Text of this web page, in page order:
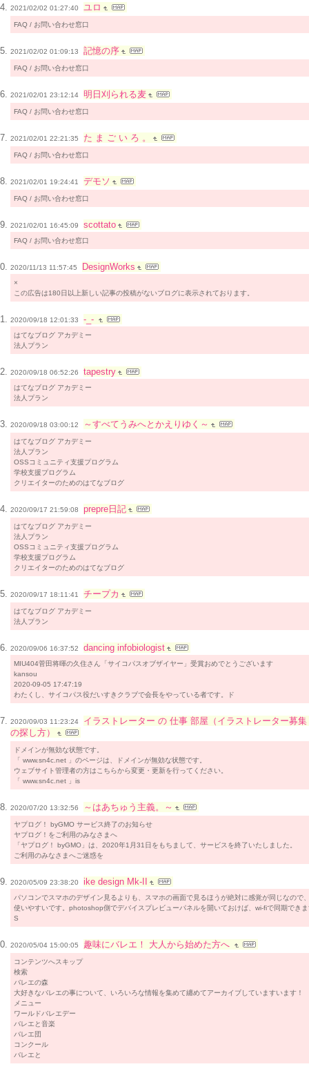
2021/02/02 01:27:40 ユロ
FAQ / お問い合わせ窓口
2021/02/02 01:09:13 記憶の序
FAQ / お問い合わせ窓口
2021/02/01 23:12:14 明日刈られる麦
FAQ / お問い合わせ窓口
2021/02/01 22:21:35 た ま ご い ろ 。
FAQ / お問い合わせ窓口
2021/02/01 19:24:41 デモソ
FAQ / お問い合わせ窓口
2021/02/01 16:45:09 scottato
FAQ / お問い合わせ窓口
2020/11/13 11:57:45 DesignWorks
×
この広告は180日以上新しい記事の投稿がないブログに表示されております。
2020/09/18 12:01:33 -_-
はてなブログ アカデミー
法人プラン
2020/09/18 06:52:26 tapestry
はてなブログ アカデミー
法人プラン
2020/09/18 03:00:12 ～すべてうみへとかえりゆく～
はてなブログ アカデミー
法人プラン
OSSコミュニティ支援プログラム
学校支援プログラム
クリエイターのためのはてなブログ
2020/09/17 21:59:08 prepre日記
はてなブログ アカデミー
法人プラン
OSSコミュニティ支援プログラム
学校支援プログラム
クリエイターのためのはてなブログ
2020/09/17 18:11:41 チープカ
はてなブログ アカデミー
法人プラン
2020/09/06 16:37:52 dancing infobiologist
MIU404菅田将暉の久住さん「サイコパスオブザイヤー」受賞おめでとうございます
kansou
2020-09-05 17:47:19
わたくし、サイコパス役だいすきクラブで会長をやっている者です。ド
2020/09/03 11:23:24
イラストレーター の 仕事 部屋（イラストレーター募
の探し方）
ドメインが無効な状態です。
「 www.sn4c.net 」のページは、ドメインが無効な状態です。
ウェブサイト管理者の方はこちらから変更・更新を行ってください。
「 www.sn4c.net 」is
2020/07/20 13:32:56 ～はあちゅう主義。～
ヤプログ！ byGMO サービス終了のお知らせ
ヤプログ！をご利用のみなさまへ
「ヤプログ！ byGMO」は、2020年1月31日をもちまして、サービスを終了いたしました。
ご利用のみなさまへご迷惑を
2020/05/09 23:38:20 ike design Mk-II
パソコンでスマホのデザイン見るよりも、スマホの画面で見るほうが絶対に感覚が同じなので
使いやすいです。photoshop側でデバイスプレビューパネルを開いておけば、wi-fiで同期でき
S
2020/05/04 15:00:05 趣味にバレエ！ 大人から始めた方へ
コンテンツへスキップ
検索
バレエの森
大好きなバレエの事について、いろいろな情報を集めて纏めてアーカイブしていますいます！
メニュー
ワールドバレエデー
バレエと音楽
バレエ団
コンクール
バレエと